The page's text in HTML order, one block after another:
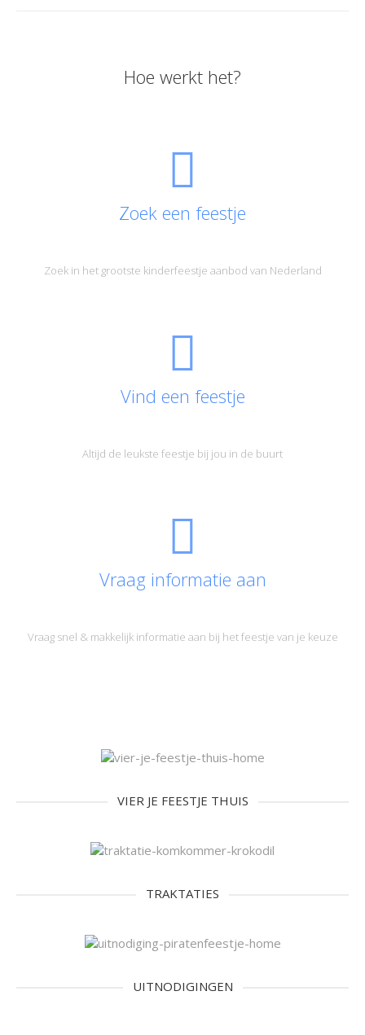
Hoe werkt het?
Zoek een feestje
Zoek in het grootste kinderfeestje aanbod van Nederland
Vind een feestje
Altijd de leukste feestje bij jou in de buurt
Vraag informatie aan
Vraag snel & makkelijk informatie aan bij het feestje van je keuze
VIER JE FEESTJE THUIS
TRAKTATIES
UITNODIGINGEN